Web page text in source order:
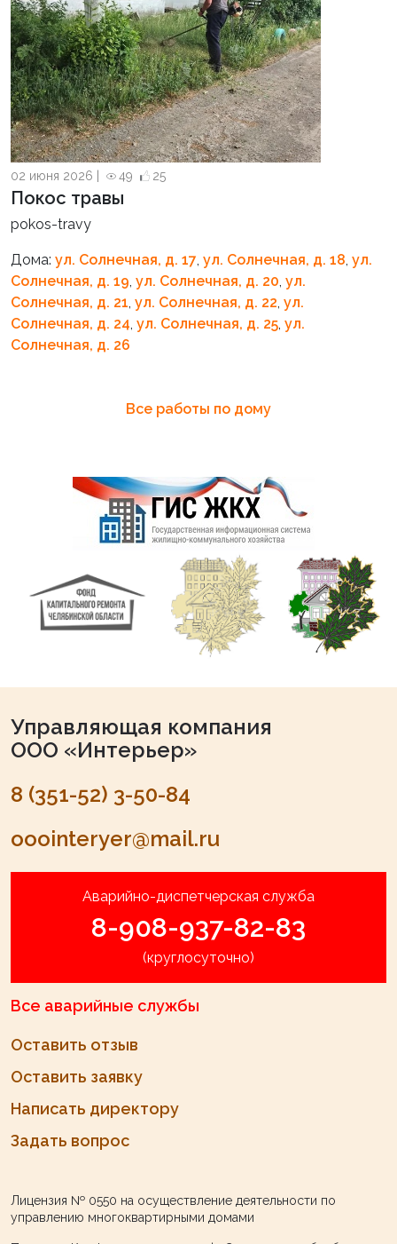
02 июня 2026 | 49 25
Покос травы
pokos-travy
Дома: ул. Солнечная, д. 17 ул. Солнечная, д. 18 ул.
Солнечная, д. 19 ул. Солнечная, д. 20 ул.
Солнечная, д. 21 ул. Солнечная, д. 22 ул.
Солнечная, д. 24 ул. Солнечная, д. 25 ул.
Солнечная, д. 26
Все работы по дому
Управляющая компания
ООО «Интерьер»
8 (351-52) 3-50-84
ooointeryer@mail.ru
Аварийно-диспетчерская служба
8-908-937-82-83
(круглосуточно)
Все аварийные службы
Оставить отзыв
Оставить заявку
Написать директору
Задать вопрос
Лицензия № 0550 на осуществление деятельности по
управлению многоквартирными домами